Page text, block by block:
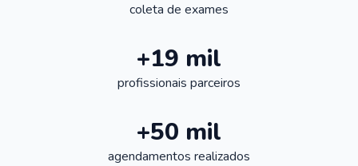
coleta de exames
+19 mil
profissionais parceiros
+50 mil
agendamentos realizados